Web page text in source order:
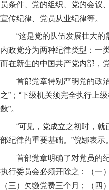
员条件、党的组织、党的会议
宣传纪律、党员从业纪律等。
“这是党的队伍发展壮大的需
内政党分为两种纪律类型：一
而在新生的中国共产党内部，
首部党章特别严明党的政治
之”；“下级机关须完全执行上
数”。
“可见，党成立之初时，就
部纪律的重要基础。”倪娜表示。
首部党章明确了对党员的纪
执行委员会必须开除之：（一
（三）欠缴党费三个月；（